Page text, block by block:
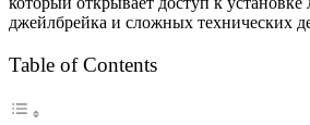
джейлбрейка и сложных технических
Table of Contents